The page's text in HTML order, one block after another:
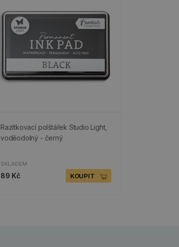
Razítkovací polštářek Studio Light,
voděodolný - černý
SKLADEM
89 Kč KOUPIT